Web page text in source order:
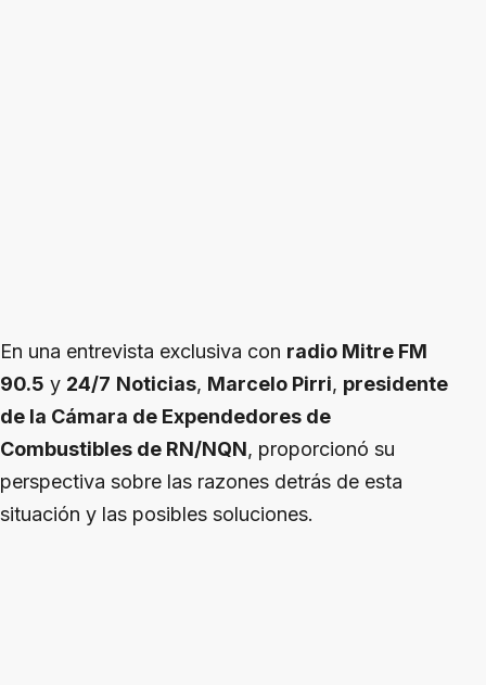
En una entrevista exclusiva con radio Mitre FM
90.5 y 24/7 Noticias, Marcelo Pirri, presidente
de la Cámara de Expendedores de
Combustibles de RN/NQN, proporcionó su
perspectiva sobre las razones detrás de esta
situación y las posibles soluciones.